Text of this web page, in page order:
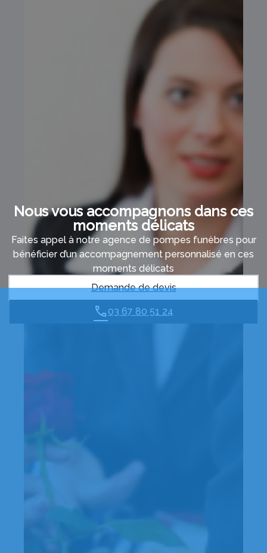
Nous vous accompagnons dans ces
moments délicats
Faites appel à notre agence de pompes funèbres pour
bénéficier d’un accompagnement personnalisé en ces
moments délicats
Demande de devis
03 67 80 51 24